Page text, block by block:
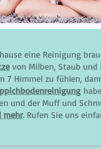
eine Reinigung
von Milben, Staub und
7 Himmel zu fühlen,
und der Muff und
mehr. Rufen Sie uns